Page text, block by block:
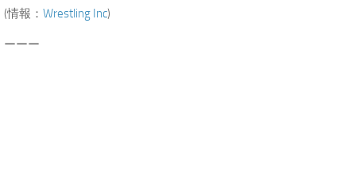
(情報： Wrestling Inc)
ーーー